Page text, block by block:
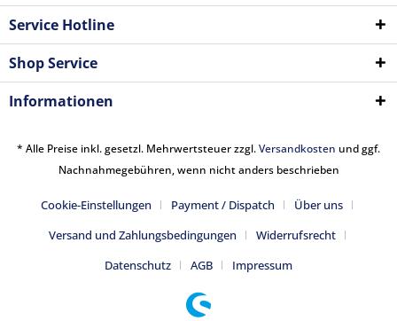
Service Hotline
Shop Service
Informationen
* Alle Preise inkl. gesetzl. Mehrwertsteuer zzgl.Versandkosten und ggf.
Nachnahmegebühren, wenn nicht anders beschrieben
Cookie-Einstellungen Payment / Dispatch
Über uns
Versand und Zahlungsbedingungen
Widerrufsrecht
Datenschutz
AGB Impressum